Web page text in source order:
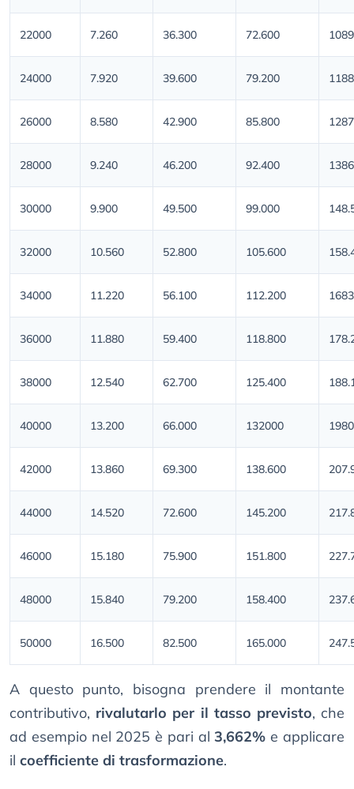
22000 7.260 36.300 72.600
24000 7.920 39.600 79.200
26000 8.580 42.900 85.800
28000 9.240 46.200 92.400
30000 9.900 49.500 99.000
32000 10.560 52.800 105.600
34000 11.220 56.100 112.200
36000 11.880 59.400 118.800
38000 12.540 62.700 125.400
40000 13.200 66.000 132000
42000 13.860 69.300 138.600
44000 14.520 72.600 145.200
46000 15.180 75.900 151.800
48000 15.840 79.200 158.400
50000 16.500 82.500 165.000
A questo punto, bisogna prendere il montante
contributivo, rivalutarlo per il tasso previsto, che
ad esempio nel 2025 è pari al3,662% e applicare
il coefficiente di trasformazione.